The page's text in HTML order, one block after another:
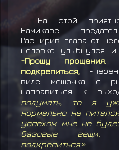
На этой
Намиказе
Расширив глаза от
неловко улыбнулся и
-Прошу прощения.
подкрепиться, -
виде мешочка с
направиться к
подумать, то я
нормально не
успехом мне не
базовые вещи.
подкрепиться»